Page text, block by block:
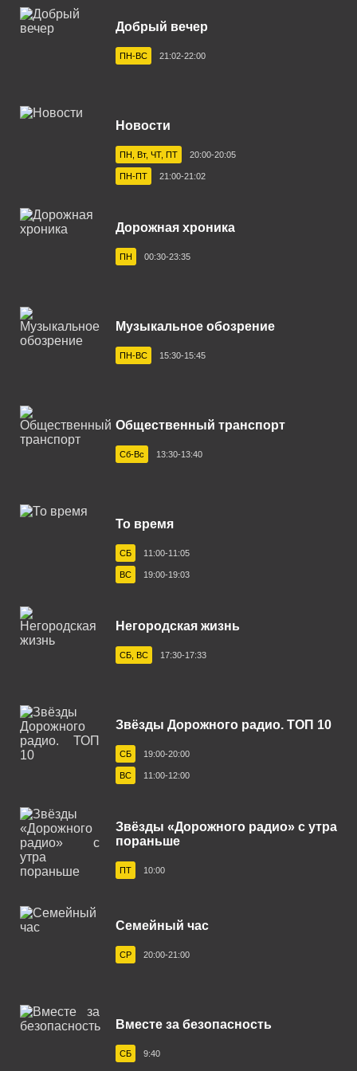
Великие Луки 87.6 FM
Владимир 101.8 FM
Волгоград 103.6 FM
Вологда 101.0 FM
Волхов 102.2 FM
Выборг 106.7 FM
Геленджик 102.9 FM
Горно-Алтайск 103.4 FM
Егорьевск 87.7 FM
Екатеринбург 94.2 FM
Зеленогорск 102.1 FM
Златоуст 91.0 FM
Иваново 103.0 FM
Ижевск 105.3 FM
Иркутск 91.1 FM
Казань 88.9 FM
Калининград 105.9 FM
Калуга 101.6 FM
Канск 103.7 FM
Кашира 89.3 FM
Кингисепп 104.2 FM
Кириши 103.0 FM
Ковров 106.5 FM
Добрый вечер
ПН-ВС 21:02-22:00
Новости
ПН, Вт, ЧТ, ПТ 20:00-20:05
ПН-ПТ 21:00-21:02
Дорожная хроника
ПН 00:30-23:35
Музыкальное обозрение
ПН-ВС 15:30-15:45
Общественный транспорт
Сб-Вс 13:30-13:40
То время
СБ 11:00-11:05
ВС 19:00-19:03
Негородская жизнь
СБ, ВС 17:30-17:33
Звёзды Дорожного радио. ТОП 10
СБ 19:00-20:00
ВС 11:00-12:00
Звёзды «Дорожного радио» с утра
пораньше
ПТ 10:00
Семейный час
СР 20:00-21:00
Вместе за безопасность
СБ 9:40